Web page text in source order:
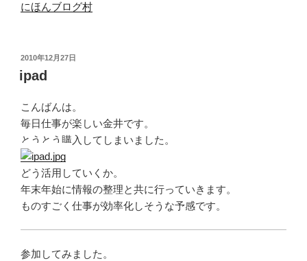
にほんブログ村
投
稿
日:
2010年12月27日
ipad
こんばんは。
毎日仕事が楽しい金井です。
とうとう購入してしまいました。
どう活用していくか。
年末年始に情報の整理と共に行っていきます。
ものすごく仕事が効率化しそうな予感です。
参加してみました。